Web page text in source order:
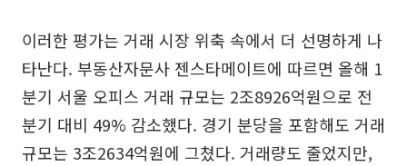
이러한 평가는 거래 시장 위축 속에서 더 선명하게 나
타난다. 부동산자문사 젠스타메이트에 따르면 올해 1
분기 서울 오피스 거래 규모는 2조8926억원으로 전
분기 대비 49% 감소했다. 경기 분당을 포함해도 거래
규모는 3조2634억원에 그쳤다. 거래량도 줄었지만,